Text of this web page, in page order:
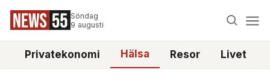
Söndag
9 augusti
Privatekonomi Hälsa Resor Livet